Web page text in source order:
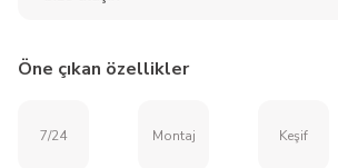
Öne çıkan özellikler
7/24 Montaj Keşif